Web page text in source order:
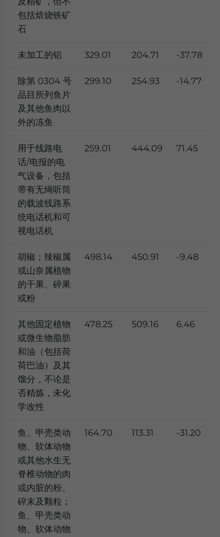
包括焙烧铁矿
石
未加工的铝 329.01 204.71 -37.78
除第 0304 号
品目所列鱼片
及其他鱼肉以
外的冻鱼
299.10 254.93 -14.77
用于线路电
话/电报的电
气设备，包括
带有无绳听筒
的载波线路系
统电话机和可
视电话机
259.01 444.09 71.45
胡椒；辣椒属
或山奈属植物
的干果、碎果
或粉
498.14 450.91 -9.48
其他固定植物
或微生物脂肪
和油（包括荷
荷巴油）及其
馏分，不论是
否精炼，未化
学改性
478.25 509.16 6.46
鱼、甲壳类动
物、软体动物
或其他水生无
脊椎动物的肉
或内脏的粉、
碎末及颗粒；
鱼、甲壳类动
物、软体动物
164.70 113.31 -31.20